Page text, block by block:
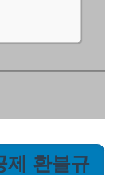
제 환불규